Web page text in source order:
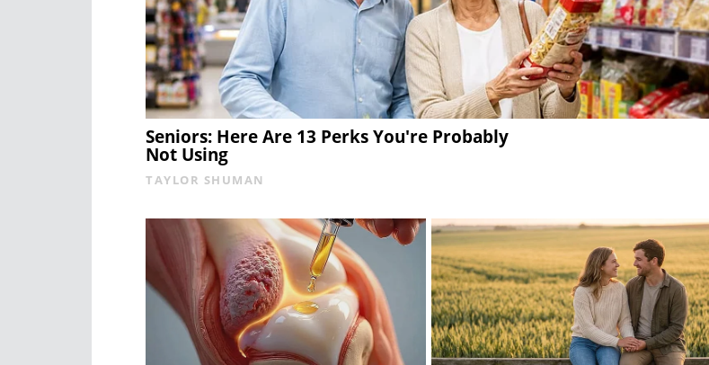
Seniors: Here Are 13 Perks You're Probably
Not Using
TAYLOR SHUMAN